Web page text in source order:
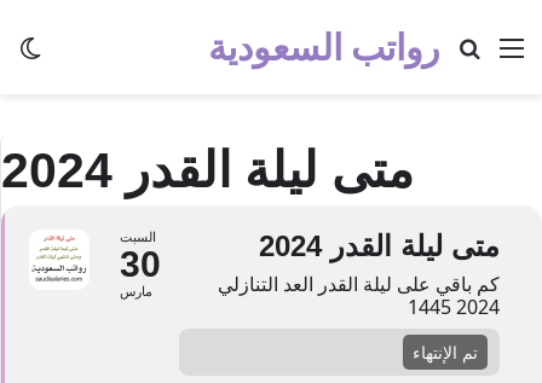
رواتب السعودية القائمة بحث عن
متى ليلة القدر 2024
السبت
30
مارس
متى ليلة القدر 2024
كم باقي على ليلة القدر العد التنازلي
2024 1445
تم الإنتهاء